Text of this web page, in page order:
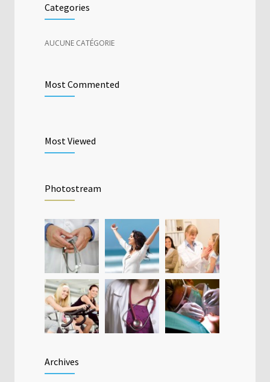
Categories
AUCUNE CATÉGORIE
Most Commented
Most Viewed
Photostream
Archives